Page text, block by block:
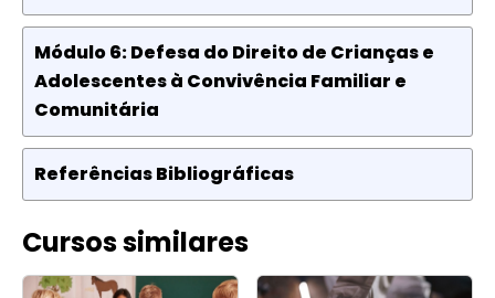
Módulo 6: Defesa do Direito de Crianças e
Adolescentes à Convivência Familiar e
Comunitária
Referências Bibliográficas
Cursos similares